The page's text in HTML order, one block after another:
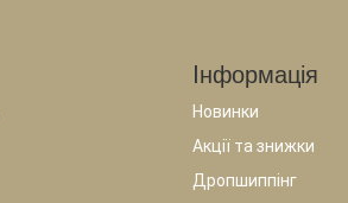
Iнформація
Новинки
Акції та знижки
Дропшиппінг